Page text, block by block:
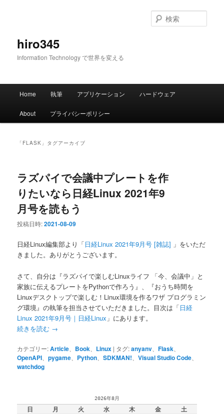
hiro345
Information Technology で世界を変える
索
メ
Home 執筆 アプリケーション ハードウェア
About プライバシーポリシー
「 FLASK 」タグアーカイブ
ラズパイで会議中プレートを作
りたいなら日経Linux 2021年9
月号を読もう
投稿日時:2021-08-09
日経Linux編集部より「日経Linux 2021年9月号 [雑誌] 」をいただ
きました。ありがとうございます。
さて、自分は『ラズパイで楽しむLinuxライフ 「今、会議中」と
家族に伝えるプレートをPythonで作ろう』、『おうち時間を
Linuxデスクトップで楽しむ！Linux環境を作るワザ プログラミン
グ環境』の執筆を担当させていただきました。目次は「日経
Linux 2021年9月号｜日経Linux 」にあります。
続きを読む →
カテゴリー:Article Book Linux | タグ:anyanv 、Flask
OpenAPI 、pygame Python 、SDKMAN! 、Visual Studio Code
watchdog
2026年8月
日 月 火 水 木 金 土